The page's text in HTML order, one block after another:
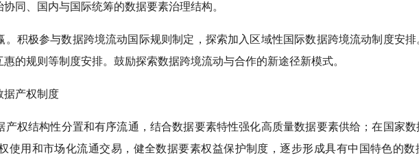
同、国内与国际统筹的数据要素治理结构。
积极参与数据跨境流动国际规则制定，探索加入区域性国际数据跨境流动制度安排
的规则等制度安排。鼓励探索数据跨境流动与合作的新途径新模式。
据产权制度
权结构性分置和有序流通，结合数据要素特性强化高质量数据要素供给；在国家数
使用和市场化流通交易，健全数据要素权益保护制度，逐步形成具有中国特色的数